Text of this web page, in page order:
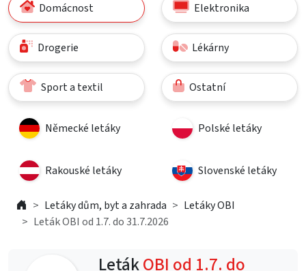
Domácnost Elektronika
Drogerie Lékárny
Sport a textil Ostatní
Německé letáky Polské letáky
Rakouské letáky Slovenské letáky
Letáky dům, byt a zahrada
Letáky OBI
Leták OBI od 1.7. do 31.7.2026
LetákOBI od 1.7. do